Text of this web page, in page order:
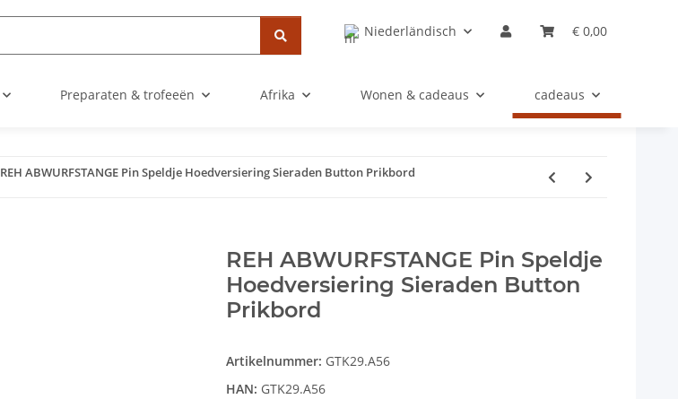
Niederländisch € 0,00
Preparaten & trofeeën Afrika Wonen & cadeaus cadeaus
REH ABWURFSTANGE Pin Speldje Hoedversiering Sieraden Button Prikbord
REH ABWURFSTANGE Pin Speldje
Hoedversiering Sieraden Button
Prikbord
Artikelnummer: GTK29.A56
HAN: GTK29.A56